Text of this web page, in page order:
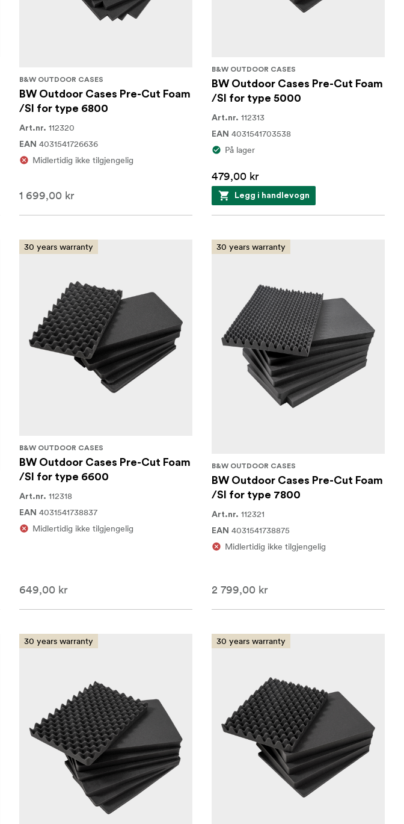
B&W OUTDOOR CASES
BW Outdoor Cases Pre-Cut Foam
/SI for type 6800
Art.nr. 112320
EAN 4031541726636
Midlertidig ikke tilgjengelig
1 699,00 kr
B&W OUTDOOR CASES
BW Outdoor Cases Pre-Cut Foam
/SI for type 5000
Art.nr. 112313
EAN 4031541703538
På lager
479,00 kr
Legg i handlevogn
30 years warranty
B&W OUTDOOR CASES
BW Outdoor Cases Pre-Cut Foam
/SI for type 6600
Art.nr. 112318
EAN 4031541738837
Midlertidig ikke tilgjengelig
649,00 kr
30 years warranty
B&W OUTDOOR CASES
BW Outdoor Cases Pre-Cut Foam
/SI for type 7800
Art.nr. 112321
EAN 4031541738875
Midlertidig ikke tilgjengelig
2 799,00 kr
30 years warranty 30 years warranty